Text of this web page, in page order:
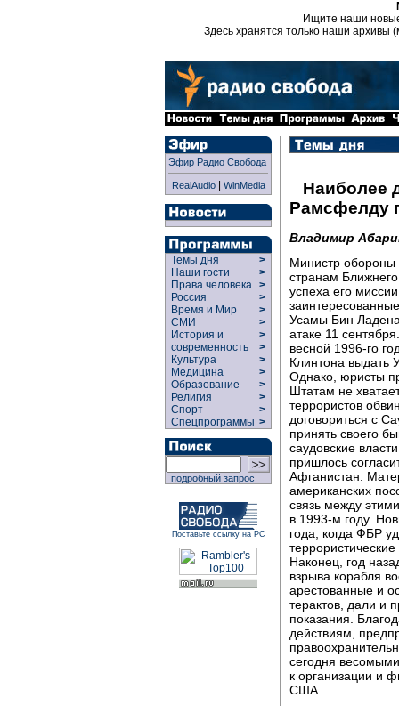
Ищите наши
Здесь хранятся только наши архивы
Эфир Радио Свобода
RealAudio| WinMedia
Темы дня
>
Наши гости
>
Права человека >
Россия
>
Время и Мир
>
СМИ
>
История и
современность
>
>
Культура
>
Медицина
>
Образование
>
Религия
>
Спорт
>
Спецпрограммы >
подробный запрос
Поставьте ссылку на РС
Наиболее
Рамсфелду
Владимир
Министр
странам
успеха его
Усамы Бин Ладена
атаке 11
весной 1996-го
Клинтона выдать
Однако, юристы
Штатам не
террористов
договориться с
принять своего
саудовские
пришлось
Афганистан.
американских
связь между
в 1993-м году.
года, когда ФБР
Наконец, год
взрыва корабля
арестованные и
терактов, дали и
показания.
действиям,
сегодня
к организации и
США